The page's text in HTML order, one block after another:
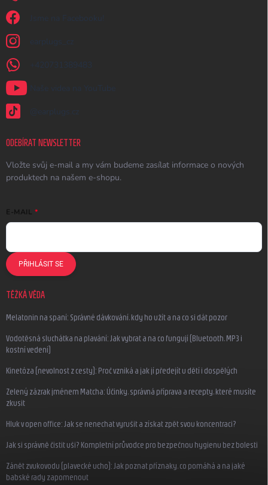
Jsme na Facebooku!
earplugs_cz
+420731389483
Naše videa na YouTube
@earplugs.cz
ODEBÍRAT NEWSLETTER
Vložte svůj e-mail a my vám budeme zasílat informace o nových
produktech na našem e-shopu.
E-MAIL
PŘIHLÁSIT SE
TĚŽKÁ VĚDA
Melatonin na spaní: Správné dávkování, kdy ho užít a na co si dát pozor
Vodotěsná sluchátka na plavání: Jak vybrat a na co fungují (Bluetooth, MP3 i
kostní vedení)
Kinetóza (nevolnost z cesty): Proč vzniká a jak jí předejít u dětí i dospělých
Zelený zázrak jménem Matcha: Účinky, správná příprava a recepty, které musíte
zkusit
Hluk v open office: Jak se nenechat vyrušit a získat zpět svou koncentraci?
Jak si správně čistit uši? Kompletní průvodce pro bezpečnou hygienu bez bolesti
Zánět zvukovodu (plavecké ucho): Jak poznat příznaky, co pomáhá a na jaké
babské rady zapomenout